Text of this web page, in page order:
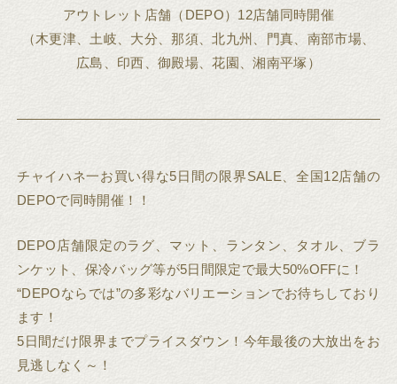
アウトレット店舗（DEPO）12店舗同時開催
（木更津、土岐、大分、那須、北九州、門真、南部市場、
広島、印西、御殿場、花園、湘南平塚）
チャイハネ一お買い得な5日間の限界SALE、全国12店舗の
DEPOで同時開催！！
DEPO店舗限定のラグ、マット、ランタン、タオル、ブラ
ンケット、保冷バッグ等が5日間限定で最大50%OFFに！
“DEPOならでは”の多彩なバリエーションでお待ちしており
ます！
5日間だけ限界までプライスダウン！今年最後の大放出をお
見逃しなく～！